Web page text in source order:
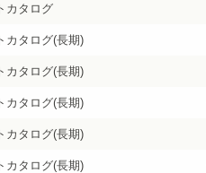
カタログ
カタログ(長期)
カタログ(長期)
カタログ(長期)
カタログ(長期)
カタログ(長期)